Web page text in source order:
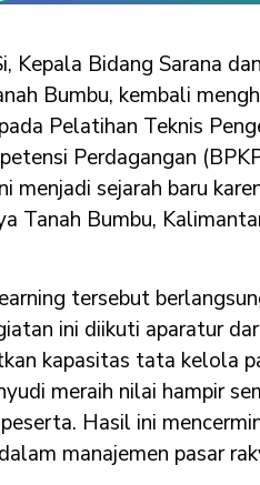
Kepala Bidang Sarana
Bumbu, kembali
Pelatihan Teknis
Perdagangan
menjadi sejarah baru
Tanah Bumbu,
tersebut
ini diikuti aparatur
kapasitas tata kelola
meraih nilai hampir
Hasil ini
manajemen pasar